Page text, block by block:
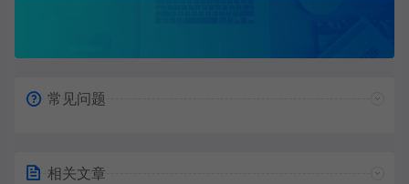
常见问题
相关文章